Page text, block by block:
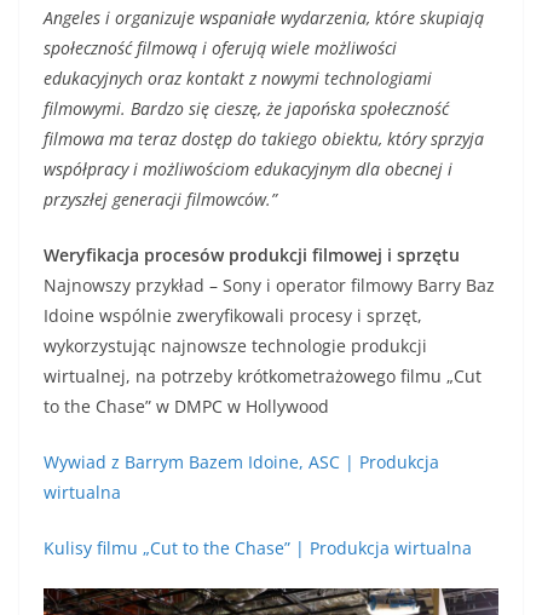
Angeles i organizuje wspaniałe wydarzenia, które skupiają
społeczność filmową i oferują wiele możliwości
edukacyjnych oraz kontakt z nowymi technologiami
filmowymi. Bardzo się cieszę, że japońska społeczność
filmowa ma teraz dostęp do takiego obiektu, który sprzyja
współpracy i możliwościom edukacyjnym dla obecnej i
przyszłej generacji filmowców.”
Weryfikacja procesów produkcji filmowej i sprzętu
Najnowszy przykład – Sony i operator filmowy Barry Baz
Idoine wspólnie zweryfikowali procesy i sprzęt,
wykorzystując najnowsze technologie produkcji
wirtualnej, na potrzeby krótkometrażowego filmu „Cut
to the Chase” w DMPC w Hollywood
Wywiad z Barrym Bazem Idoine, ASC | Produkcja
wirtualna
Kulisy filmu „Cut to the Chase” | Produkcja wirtualna